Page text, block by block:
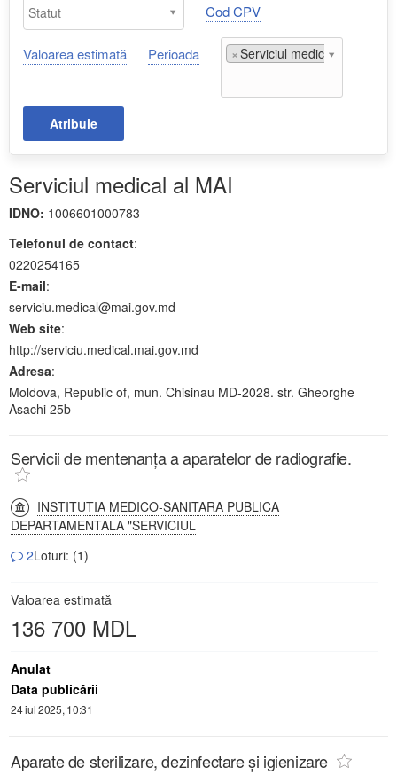
Cod CPV
Valoarea estimată Perioada ×Serviciul medical al MAI;
Atribuie
Serviciul medical al MAI
IDNO: 1006601000783
Telefonul de contact:
0220254165
E-mail:
serviciu.medical@mai.gov.md
Web site:
http://serviciu.medical.mai.gov.md
Adresa:
Moldova, Republic of, mun. Chisinau MD-2028. str. Gheorghe
Asachi 25b
Servicii de mentenanța a aparatelor de radiografie.
INSTITUTIA MEDICO-SANITARA PUBLICA
DEPARTAMENTALA "SERVICIUL
2Loturi: (1)
Valoarea estimată
136 700 MDL
Anulat
Data publicării
24 iul 2025, 10:31
Aparate de sterilizare, dezinfectare şi igienizare